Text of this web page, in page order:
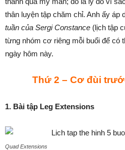
thân luyện tập chăm chỉ. Anh ấy áp
tuần của Sergi Constance (lịch tập
từng nhóm cơ riêng mỗi buổi để có
ngày hôm này.
Thứ 2 – Cơ đùi
1. Bài tập Leg Extensions
Quad Extensions